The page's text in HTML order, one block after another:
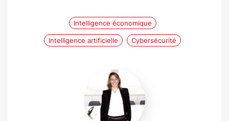
Intelligence économique
Intelligence artificielle Cybersécurité
Maëliss
Bourbon